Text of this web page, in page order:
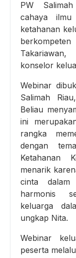
PW
cahaya ilmu
ketahanan
konselor
Webinar
Salimah
Beliau
ini
rangka
dengan
Ketahanan
menarik
cinta dalam
harmonis
keluarga
ungkap Nita.
Webinar
peserta